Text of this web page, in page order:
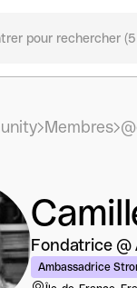
Membres
Fondatrice @
Ambassadrice